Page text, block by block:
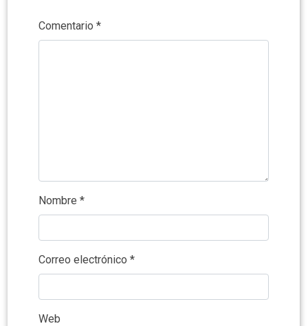
Comentario *
Nombre *
Correo electrónico *
Web